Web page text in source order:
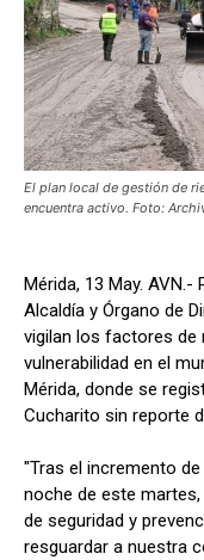
El plan local de gestión de
encuentra activo. Foto:
Mérida, 13 May.
Alcaldía y Órgano de
vigilan los factores de
vulnerabilidad en el
Mérida, donde se
Cucharito sin reporte
"Tras el incremento
noche de este
de seguridad y
resguardar a nuestra